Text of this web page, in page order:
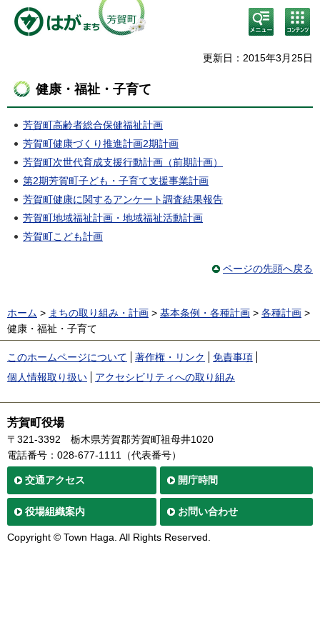
検
索・
メニ
コン
テン
ニュ
更新日：2015年3月25日
健康・福祉・子育て
芳賀町高齢者総合保健福祉計画
芳賀町健康づくり推進計画2期計画
芳賀町次世代育成支援行動計画（前期計画）
第2期芳賀町子ども・子育て支援事業計画
芳賀町健康に関するアンケート調査結果報告
芳賀町地域福祉計画・地域福祉活動計画
芳賀町こども計画
ページの先頭へ戻る
ホーム > まちの取り組み・計画 > 基本条例・各種計画 > 各種計画 >
健康・福祉・子育て
このホームページについて 著作権・リンク
免責事項
個人情報取り扱い
アクセシビリティへの取り組み
芳賀町役場
〒321-3392
栃木県芳賀郡芳賀町祖母井1020
電話番号：028-677-1111（代表番号）
交通アクセス 開庁時間
役場組織案内 お問い合わせ
Copyright © Town Haga. All Rights Reserved.